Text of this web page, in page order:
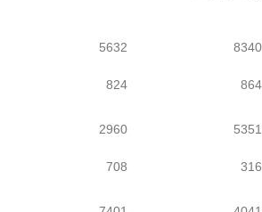
8340
864
5632
824
5351
316
2960
708